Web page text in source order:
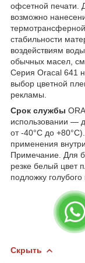
офсетной печати.
возможно
стабильности
воздействиям
обычных масел,
Серия Oracal 641
выбор цветной
рекламы.
Срок службы
использовании —
от -40°С до
применения
Примечание. Для
резке белый цвет
подложку голубого
Скрыть